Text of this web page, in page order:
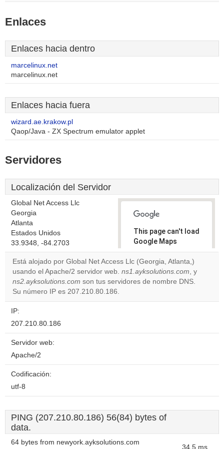
Enlaces
Enlaces hacia dentro
marcelinux.net
marcelinux.net
Enlaces hacia fuera
wizard.ae.krakow.pl
Qaop/Java - ZX Spectrum emulator applet
Servidores
Localización del Servidor
Global Net Access Llc
Georgia
Atlanta
Estados Unidos
33.9348, -84.2703
This page can't load
Google Maps
correctly.
Do you
own this
OK
Está alojado por Global Net Access Llc (Georgia, Atlanta,)
usando el Apache/2 servidor web. ns1.ayksolutions.com, y
ns2.ayksolutions.com son tus servidores de nombre DNS.
Su número IP es 207.210.80.186.
IP:
207.210.80.186
Servidor web:
Apache/2
Codificación:
utf-8
PING (207.210.80.186) 56(84) bytes of
data.
64 bytes from newyork.ayksolutions.com
34.5 ms